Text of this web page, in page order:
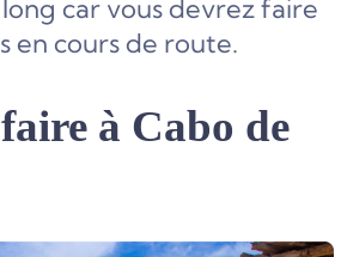
car vous devrez faire
en cours de route.
à Cabo de